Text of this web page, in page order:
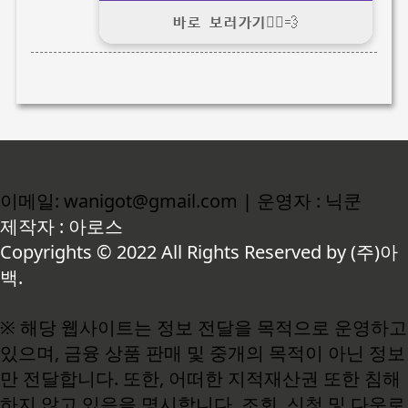
바로 보러가기🏃‍♂️💨
이메일: wanigot@gmail.com | 운영자 : 닉쿤
제작자 : 아로스
Copyrights © 2022 All Rights Reserved by (주)아
백.
※ 해당 웹사이트는 정보 전달을 목적으로 운영하고
있으며, 금융 상품 판매 및 중개의 목적이 아닌 정보
만 전달합니다. 또한, 어떠한 지적재산권 또한 침해